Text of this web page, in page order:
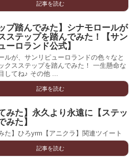
記事を読む
プ踏んでみた】シナモロールが
ステップを踏んでみた！【サン
ーロランド公式】
ルが、サンリピューロランドの色々なと
クスステップを踏んでみた！ 一生懸命な
してね♪ その他 ...
記事を読む
みた】永久より永遠に【ステッ
みた】
た】ひろyrm【アニクラ】関連ツイート
記事を読む